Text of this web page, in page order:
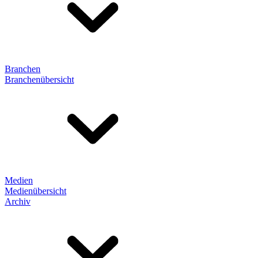
Branchen
Branchenübersicht
Medien
Medienübersicht
Archiv